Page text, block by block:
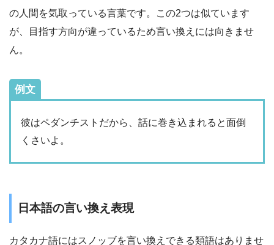
の人間を気取っている言葉です。この2つは似ています
が、目指す方向が違っているため言い換えには向きませ
ん。
例文
彼はペダンチストだから、話に巻き込まれると面倒
くさいよ。
日本語の言い換え表現
カタカナ語にはスノッブを言い換えできる類語はありませ